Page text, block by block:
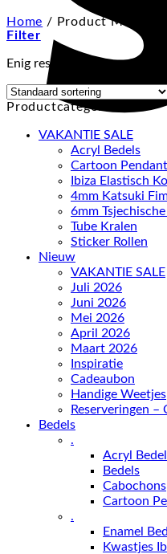
Home / Product Maat
Filter
Enig resultaat
Productcategorieën
VAKANTIE SALE
Acryl Bedels
Cartoon
Ibiza Elastisch
4mm Katsuki
6mm
Tube Kralen
Sticker Rollen
Nieuw
VAKANTIE SALE
Juli 2026
Juni 2026
Mei 2026
April 2026
Maart 2026
Inspiratie
Cadeaubon
Handige Weetjes
Reserveringen
Bedels
.
Acryl
Bedels
Cabochons
Cartoon
.
Enamel
Kwastjes